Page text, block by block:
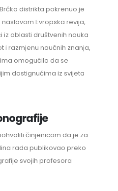
distrikta pokrenuo je
Evropska revija,
iz oblasti društvenih nauka
i razmjenu naučnih znanja,
omogućilo da se
dostignućima iz svijeta
činjenicom da je za
rada publikovao preko
svojih profesora